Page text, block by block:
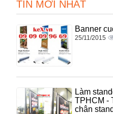
TIN MỚI NHẤT
Banner
25/11/2015
Làm
TPHCM -
chân